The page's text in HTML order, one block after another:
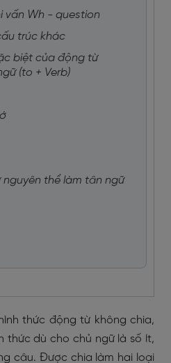
vấn Wh - question
trúc khác
biệt của động từ
(to + Verb)
thể làm tân ngữ
thức động từ không chia,
thức dù cho chủ ngữ là số ít,
câu. Được chia làm hai loại